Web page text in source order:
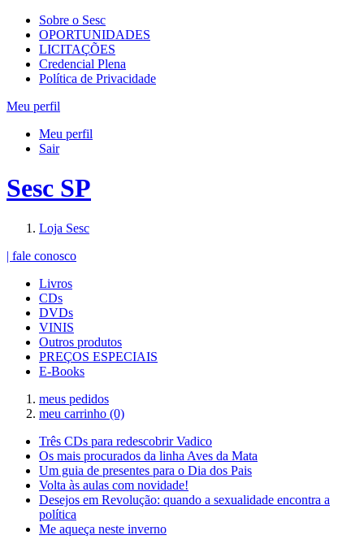
Sobre o Sesc
OPORTUNIDADES
LICITAÇÕES
Credencial Plena
Política de Privacidade
Meu perfil
Meu perfil
Sair
Sesc SP
Loja Sesc
| fale conosco
Livros
CDs
DVDs
VINIS
Outros produtos
PREÇOS ESPECIAIS
E-Books
meus pedidos
meu carrinho (0)
Três CDs para redescobrir Vadico
Os mais procurados da linha Aves da Mata
Um guia de presentes para o Dia dos Pais
Volta às aulas com novidade!
Desejos em Revolução: quando a sexualidade encontra a
política
Me aqueça neste inverno